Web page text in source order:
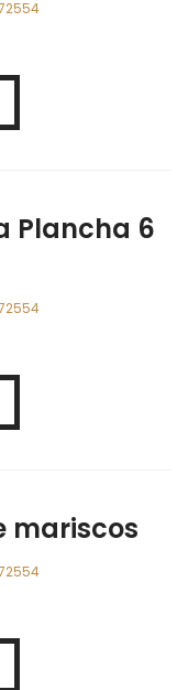
Plancha 6
mariscos